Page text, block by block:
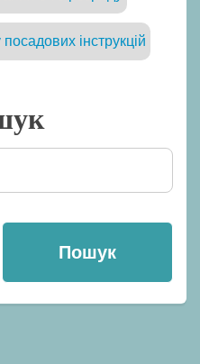
інструкцій